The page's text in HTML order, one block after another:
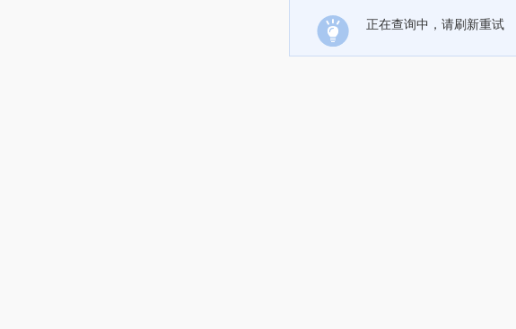
正在查询中，请刷新重试